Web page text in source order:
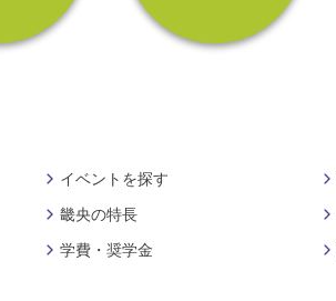
イベントを探す
畿央の特長
学費・奨学金